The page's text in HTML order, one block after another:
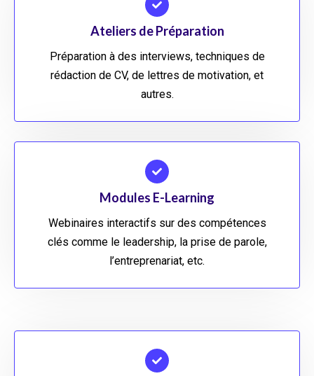
Ateliers de Préparation
Préparation à des interviews, techniques de
rédaction de CV, de lettres de motivation, et
autres.
Modules E-Learning
Webinaires interactifs sur des compétences
clés comme le leadership, la prise de parole,
l’entreprenariat, etc.